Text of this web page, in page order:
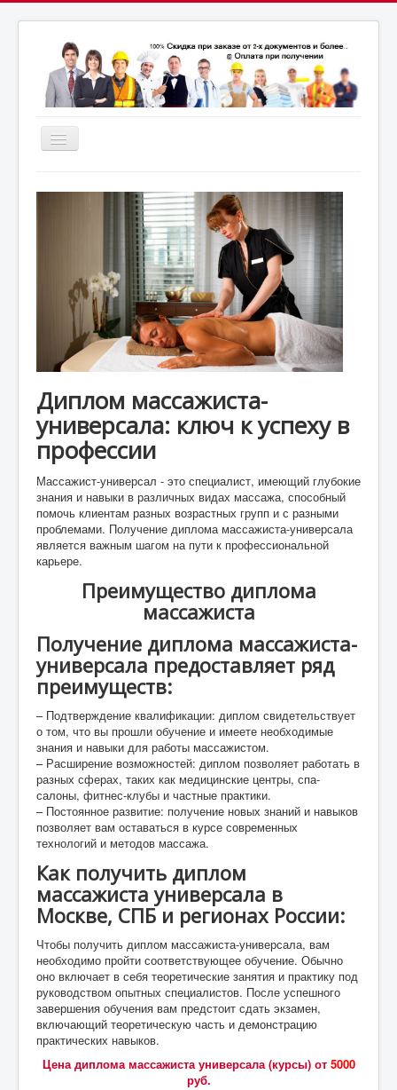
Включить/
69СПБ: +7(812)987-53-69
Диплом массажиста-
универсала: ключ к успеху в
профессии
Массажист-универсал - это специалист, имеющий глубокие
знания и навыки в различных видах массажа, способный
помочь клиентам разных возрастных групп и с разными
проблемами. Получение диплома массажиста-универсала
является важным шагом на пути к профессиональной
карьере.
Преимущество диплома
массажиста
Получение диплома массажиста-
универсала предоставляет ряд
преимуществ:
– Подтверждение квалификации: диплом свидетельствует
о том, что вы прошли обучение и имеете необходимые
знания и навыки для работы массажистом.
– Расширение возможностей: диплом позволяет работать в
разных сферах, таких как медицинские центры, спа-
салоны, фитнес-клубы и частные практики.
– Постоянное развитие: получение новых знаний и навыков
позволяет вам оставаться в курсе современных
технологий и методов массажа.
Как получить диплом
массажиста универсала в
Москве, СПБ и регионах России:
Чтобы получить диплом массажиста-универсала, вам
необходимо пройти соответствующее обучение. Обычно
оно включает в себя теоретические занятия и практику под
руководством опытных специалистов. После успешного
завершения обучения вам предстоит сдать экзамен,
включающий теоретическую часть и демонстрацию
практических навыков.
Цена диплома массажиста универсала (курсы) от 5000
руб.